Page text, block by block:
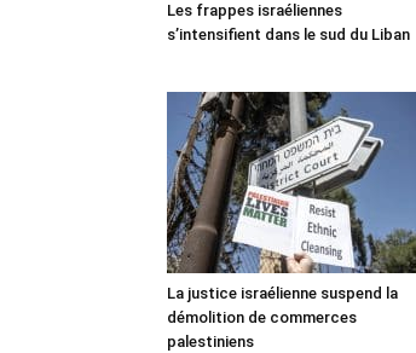
Les frappes israéliennes
s’intensifient dans le sud du Liban
La justice israélienne suspend la
démolition de commerces
palestiniens